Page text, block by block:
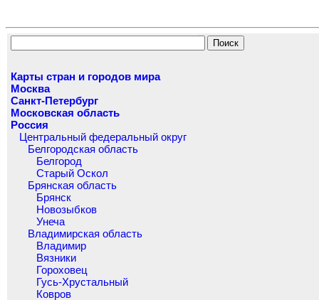
Карты стран и городов мира
Москва
Санкт-Петербург
Московская область
Россия
Центральный федеральный округ
Белгородская область
Белгород
Старый Оскол
Брянская область
Брянск
Новозыбков
Унеча
Владимирская область
Владимир
Вязники
Гороховец
Гусь-Хрустальный
Ковров